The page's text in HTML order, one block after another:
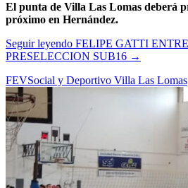
El punta de Villa Las Lomas deberá
próximo en Hernández.
Seguir leyendo FELIPE GATTI
PRESELECCION SUB16 →
FEVSocial y Deportivo Villa Las Lomas